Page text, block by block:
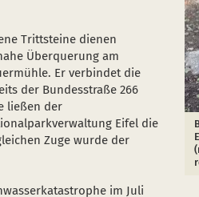
Trittsteine dienen
Überquerung am
Er verbindet die
der Bundesstraße 266
ließen der
Eifel die
Zuge wurde der
im Juli